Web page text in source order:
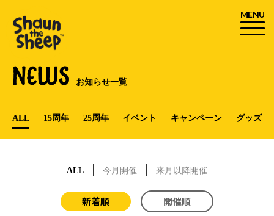
MENU
NEWS お知らせ一覧
ALL 15周年 25周年 イベント キャンペーン グッズ
ALL 今月開催 来月以降開催
新着順 開催順